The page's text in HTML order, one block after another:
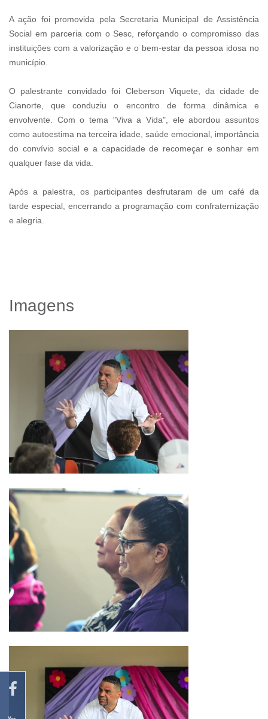
A ação foi promovida pela Secretaria Municipal de Assistência
Social em parceria com o Sesc, reforçando o compromisso das
instituições com a valorização e o bem-estar da pessoa idosa no
município.
O palestrante convidado foi Cleberson Viquete, da cidade de
Cianorte, que conduziu o encontro de forma dinâmica e
envolvente. Com o tema "Viva a Vida", ele abordou assuntos
como autoestima na terceira idade, saúde emocional, importância
do convívio social e a capacidade de recomeçar e sonhar em
qualquer fase da vida.
Após a palestra, os participantes desfrutaram de um café da
tarde especial, encerrando a programação com confraternização
e alegria.
Imagens